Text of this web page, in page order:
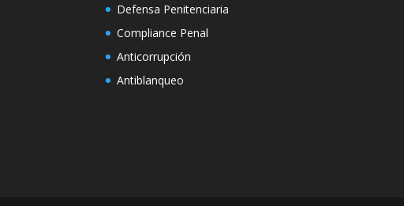
Defensa Penitenciaria
Compliance Penal
Anticorrupción
Antiblanqueo